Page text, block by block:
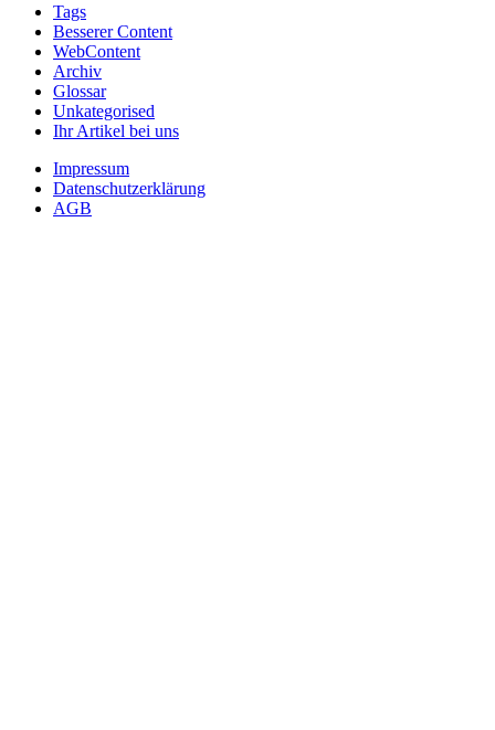
Tags
Besserer Content
WebContent
Archiv
Glossar
Unkategorised
Ihr Artikel bei uns
Impressum
Datenschutzerklärung
AGB